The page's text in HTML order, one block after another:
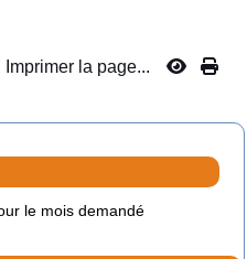
Imprimer la page...
le mois demandé